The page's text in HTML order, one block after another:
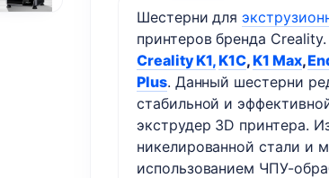
Шестерни для
принтеров бренда
Creality K1,K1C,K1 Max,
Plus. Данный шестерни
стабильной и
экструдер 3D принтера.
никелированной стали и
использованием ЧПУ-
подачи
Creality
K1,
K1
Max,